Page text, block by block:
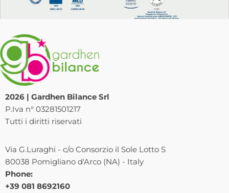
2026 | Gardhen Bilance Srl
P.Iva n° 03281501217
Tutti i diritti riservati
Via G.Luraghi - c/o Consorzio il Sole Lotto S
80038 Pomigliano d'Arco (NA) - Italy
Phone:
+39 081 8692160